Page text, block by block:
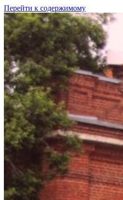
Перейти к содержимому